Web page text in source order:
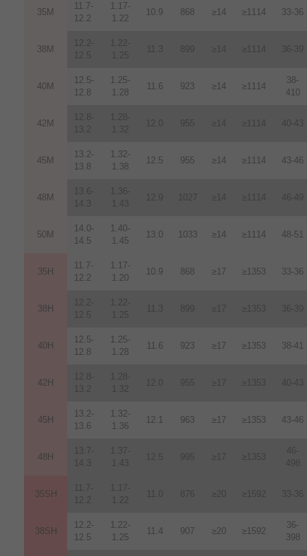
35M
11.7-
12.2
1.17-
1.22
10.9 868 ≥14 ≥1114 33-36
38M
12.2-
12.5
1.22-
1.25
11.3 899 ≥14 ≥1114 36-39
40M
12.5-
12.8
1.25-
1.28
11.6 923 ≥14 ≥1114
38-
410
42M
12.8-
13.2
1.28-
1.32
12.0 955 ≥14 ≥1114 40-43
45M
13.2-
13.8
1.32-
1.38
12.5 955 ≥14 ≥1114 43-46
48M
13.6-
14.3
1.36-
1.43
12.9 1027 ≥14 ≥1114 46-49
50M
14.0-
14.5
1.40-
1.45
13.0 1033 ≥14 ≥1114 48-51
35H
11.7-
12.2
1.17-
1.20
10.9 868 ≥17 ≥1353 33-36
38H
12.2-
12.5
1.22-
1.25
11.3 899 ≥17 ≥1353 36-39
40H
12.5-
12.8
1.25-
1.28
11.6 923 ≥17 ≥1353 38-41
42H
12.8-
13.2
1.28-
1.32
12 0 955 ≥17 ≥1353 40-43
45H
13.2-
13.6
1.32-
1.36
12.1 963 ≥17 ≥1353 43-46
48H
13.7-
14.3
1.37-
1.43
12.5 995 ≥17 ≥1353
46-
498
35SH
11.7-
12.2
1.17-
1.22
11.0 876 ≥20 ≥1592 33-36
38SH
12.2-
12.5
1.22-
1.25
11.4 907 ≥20 ≥1592
36-
398